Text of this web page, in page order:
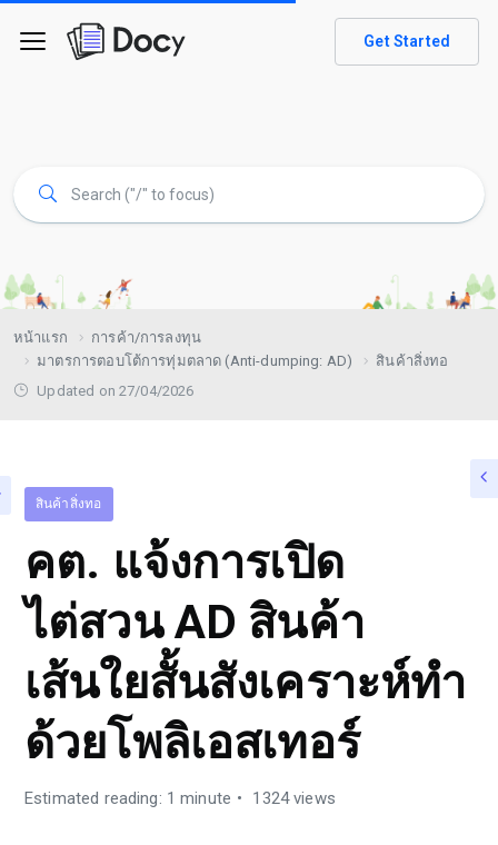
Get Started
หน้าแรก
การค้า/การลงทุน
มาตรการตอบโต้การทุ่มตลาด (Anti-dumping: AD)
สินค้าสิ่งทอ
Updated on 27/04/2026
สินค้าสิ่งทอ
คต. แจ้งการเปิด
ไต่สวน AD สินค้า
เส้นใยสั้นสังเคราะห์ทำ
ด้วยโพลิเอสเทอร์
Estimated reading: 1 minute 1324 views